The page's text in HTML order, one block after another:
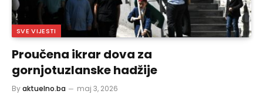
SVE VIJESTI
Proučena ikrar dova za
gornjotuzlanske hadžije
Byaktuelno.ba maj 3, 2026